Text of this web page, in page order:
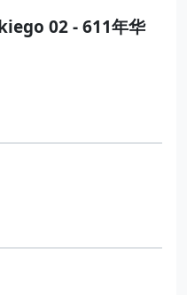
02 - 611年华